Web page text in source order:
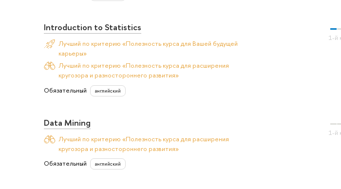
Introduction to Statistics
Лучший по критерию «Полезность курса для Вашей будущей
карьеры»
Лучший по критерию «Полезность курса для расширения
кругозора и разностороннего развития»
Обязательный
английский
Data Mining
Лучший по критерию «Полезность курса для расширения
кругозора и разностороннего развития»
Обязательный
английский